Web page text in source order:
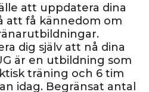
att uppdatera dina
att få kännedom om
dig själv att nå dina
är en utbildning som
träning och 6 tim
idag. Begränsat antal